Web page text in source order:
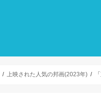
上映された人気の邦画(2023年)